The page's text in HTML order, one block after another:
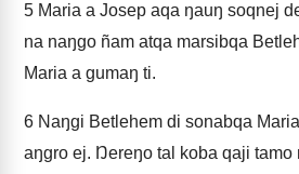
5 Maria a Josep aqa ŋauŋ soqnej
na naŋgo ñam atqa marsibqa
Maria a gumaŋ ti.
6 Naŋgi Betlehem di sonabqa
aŋgro ej. Ŋereŋo tal koba qaji tamo